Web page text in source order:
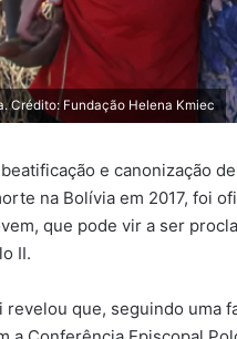
Crédito: Fundação Helena Kmiec
e canonização
na Bolívia em 2017, foi
que pode vir a ser
II.
revelou que, seguindo uma